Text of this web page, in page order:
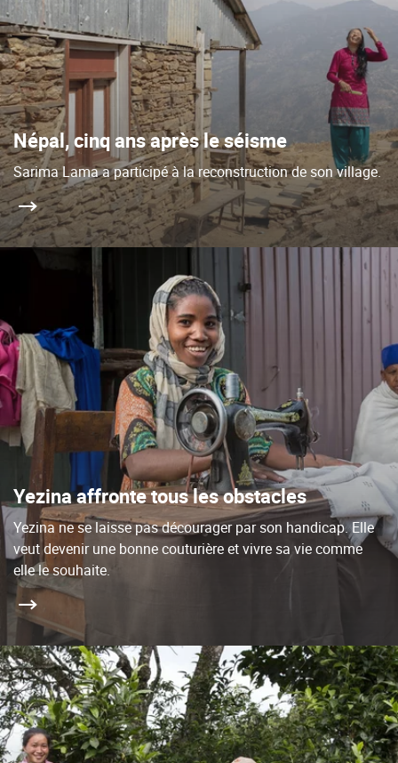
Népal, cinq ans après le séisme
Sarima Lama a participé à la reconstruction de son village.
Yezina affronte tous les obstacles
Yezina ne se laisse pas décourager par son handicap. Elle
veut devenir une bonne couturière et vivre sa vie comme
elle le souhaite.